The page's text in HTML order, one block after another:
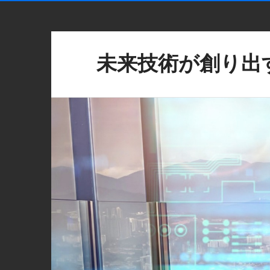
未来技術が創り出